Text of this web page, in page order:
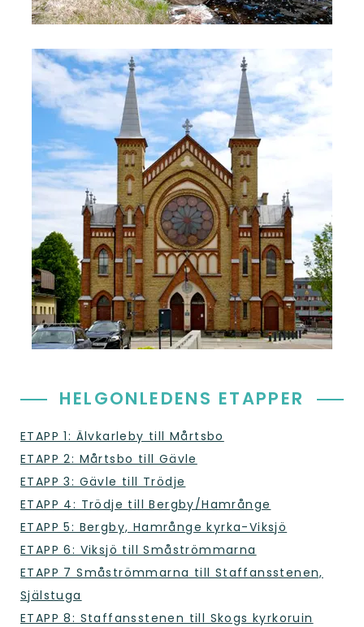
HELGONLEDENS ETAPPER
ETAPP 1: Älvkarleby till Mårtsbo
ETAPP 2: Mårtsbo till Gävle
ETAPP 3: Gävle till Trödje
ETAPP 4: Trödje till Bergby/Hamrånge
ETAPP 5: Bergby, Hamrånge kyrka-Viksjö
ETAPP 6: Viksjö till Småströmmarna
ETAPP 7 Småströmmarna till Staffansstenen,
Själstuga
ETAPP 8: Staffansstenen till Skogs kyrkoruin